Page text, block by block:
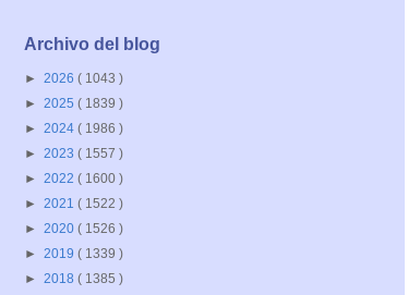
Archivo del blog
► 2026 ( 1043 )
► 2025 ( 1839 )
► 2024 ( 1986 )
► 2023 ( 1557 )
► 2022 ( 1600 )
► 2021 ( 1522 )
► 2020 ( 1526 )
► 2019 ( 1339 )
► 2018 ( 1385 )